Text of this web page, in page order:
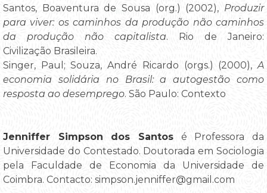
Santos, Boaventura de Sousa (org.) (2002), Produzir
para viver: os caminhos da produção não caminhos
da produção não capitalista. Rio de Janeiro:
Civilização Brasileira.
Singer, Paul; Souza, André Ricardo (orgs.) (2000), A
economia solidária no Brasil: a autogestão como
resposta ao desemprego. São Paulo: Contexto
Jenniffer Simpson dos Santos é Professora da
Universidade do Contestado. Doutorada em Sociologia
pela Faculdade de Economia da Universidade de
Coimbra. Contacto: simpson.jenniffer@gmail.com